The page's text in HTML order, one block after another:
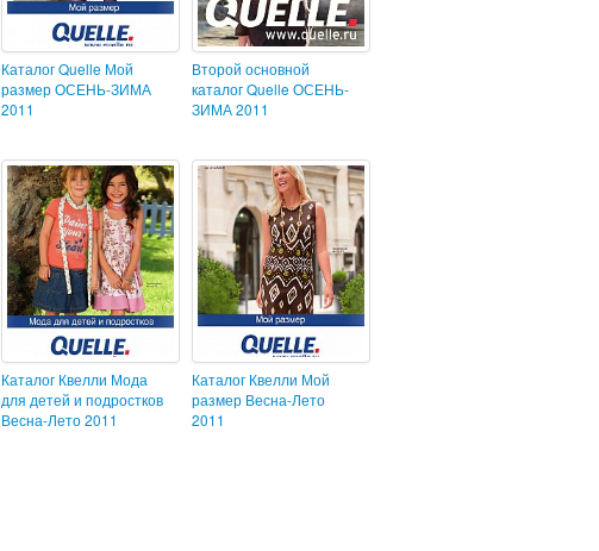
Каталог Quelle Мой
размер ОСЕНЬ-ЗИМА
2011
Второй основной
каталог Quelle ОСЕНЬ-
ЗИМА 2011
Каталог Квелли Мода
для детей и подростков
Весна-Лето 2011
Каталог Квелли Мой
размер Весна-Лето
2011